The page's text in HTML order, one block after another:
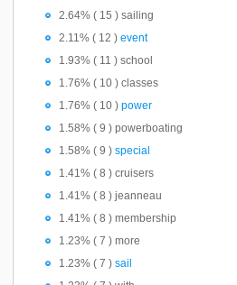
2.64% ( 15 ) sailing
2.11% ( 12 ) event
1.93% ( 11 ) school
1.76% ( 10 ) classes
1.76% ( 10 ) power
1.58% ( 9 ) powerboating
1.58% ( 9 ) special
1.41% ( 8 ) cruisers
1.41% ( 8 ) jeanneau
1.41% ( 8 ) membership
1.23% ( 7 ) more
1.23% ( 7 ) sail